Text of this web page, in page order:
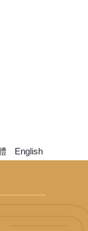
English